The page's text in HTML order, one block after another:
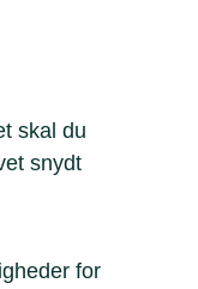
skal du
snydt
for